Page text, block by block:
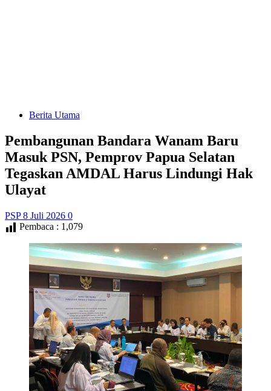
Berita Utama
Pembangunan Bandara Wanam Baru
Masuk PSN, Pemprov Papua Selatan
Tegaskan AMDAL Harus Lindungi Hak
Ulayat
PSP8 Juli 2026 0
Pembaca : 1,079